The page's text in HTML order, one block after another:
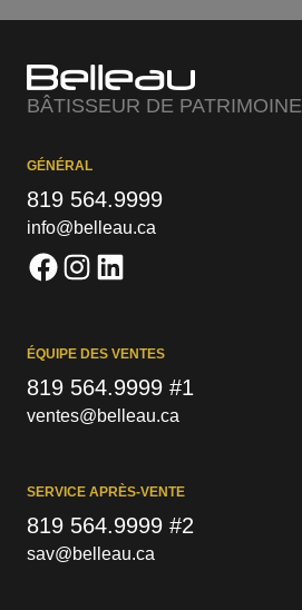
BÂTISSEUR DE PATRIMOINE
GÉNÉRAL
819 564.9999
info@belleau.ca
ÉQUIPE DES VENTES
819 564.9999 #1
ventes@belleau.ca
SERVICE APRÈS-VENTE
819 564.9999 #2
sav@belleau.ca